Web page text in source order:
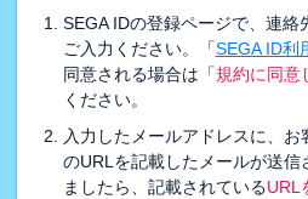
SEGA IDの登録ページで、連絡
ご入力ください。「SEGA ID利
同意される場合は「規約に同意
ください。
入力したメールアドレスに、
のURLを記載したメールが送信
ましたら、記載されているURL